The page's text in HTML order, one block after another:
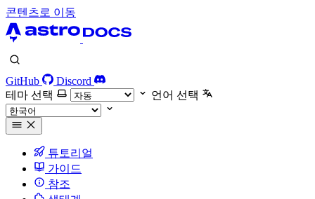
콘텐츠로 이동
GitHub
Discord
테마 선택
언어 선택
튜토리얼
가이드
참조